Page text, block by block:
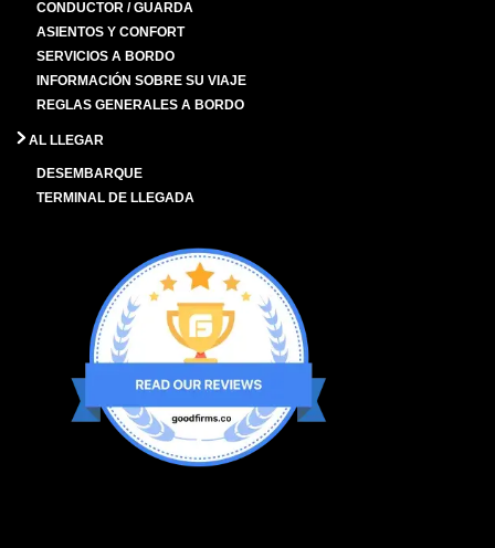
CONDUCTOR / GUARDA
ASIENTOS Y CONFORT
SERVICIOS A BORDO
INFORMACIÓN SOBRE SU VIAJE
REGLAS GENERALES A BORDO
AL LLEGAR
DESEMBARQUE
TERMINAL DE LLEGADA